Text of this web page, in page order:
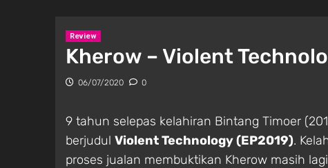
Review
Kherow – Violent
06/07/2020 0
9 tahun selepas kelahiran Bintang Timoer
berjudul Violent Technology (EP2019).
proses jualan membuktikan Kherow masih